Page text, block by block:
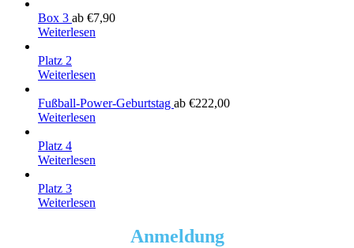
Box 3 ab €7,90
Weiterlesen
Platz 2
Weiterlesen
Fußball-Power-Geburtstag ab €222,00
Weiterlesen
Platz 4
Weiterlesen
Platz 3
Weiterlesen
Anmeldung